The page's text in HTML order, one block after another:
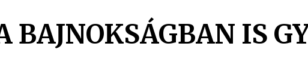
BAJNOKSÁGBAN IS